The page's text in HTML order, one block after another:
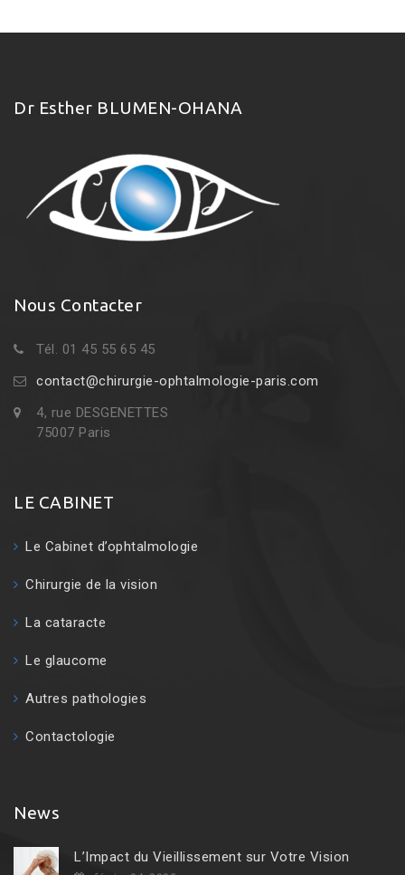
Dr Esther BLUMEN-OHANA
Nous Contacter
Tél. 01 45 55 65 45
contact@chirurgie-ophtalmologie-paris.com
4, rue DESGENETTES
75007 Paris
LE CABINET
Le Cabinet d’ophtalmologie
Chirurgie de la vision
La cataracte
Le glaucome
Autres pathologies
Contactologie
News
L’Impact du Vieillissement sur Votre Vision